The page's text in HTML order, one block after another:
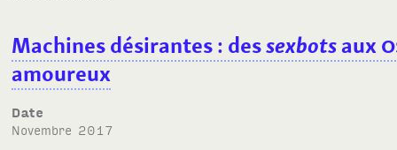
Machines désirantes: dessexbotsaux
amoureux
Date
novembre 2017